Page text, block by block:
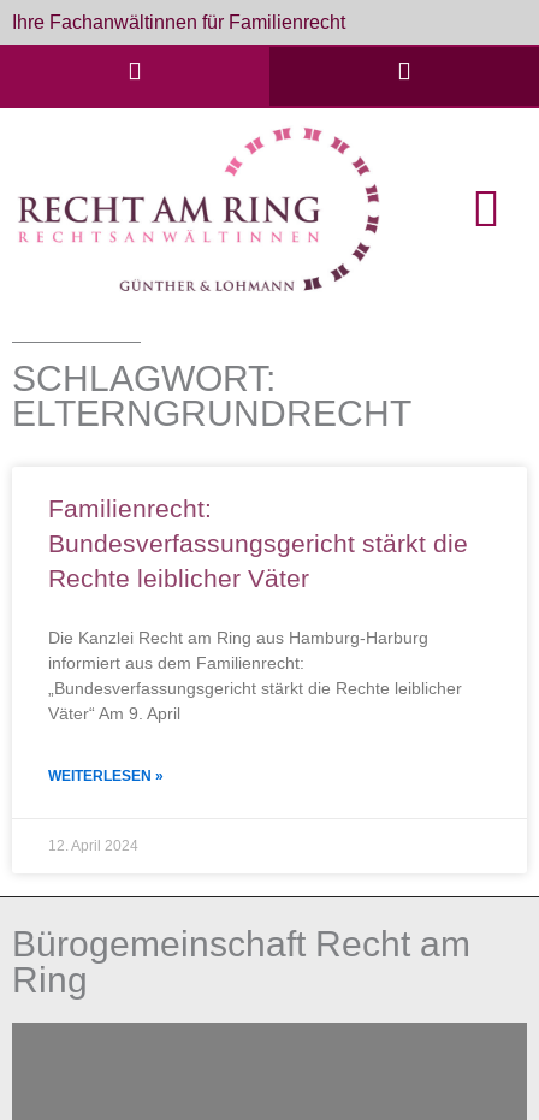
Zum
Inhalt
Ihre Fachanwältinnen für Familienrecht
SCHLAGWORT:
ELTERNGRUNDRECHT
Familienrecht:
Bundesverfassungsgericht stärkt die
Rechte leiblicher Väter
Die Kanzlei Recht am Ring aus Hamburg-Harburg
informiert aus dem Familienrecht:
„Bundesverfassungsgericht stärkt die Rechte leiblicher
Väter“ Am 9. April
WEITERLESEN »
12. April 2024
Bürogemeinschaft Recht am
Ring